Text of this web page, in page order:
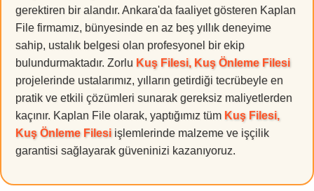
gerektiren bir alandır. Ankara'da faaliyet gösteren Kaplan
File firmamız, bünyesinde en az beş yıllık deneyime
sahip, ustalık belgesi olan profesyonel bir ekip
bulundurmaktadır. Zorlu Kuş Filesi, Kuş Önleme Filesi
projelerinde ustalarımız, yılların getirdiği tecrübeyle en
pratik ve etkili çözümleri sunarak gereksiz maliyetlerden
kaçınır. Kaplan File olarak, yaptığımız tüm Kuş Filesi,
Kuş Önleme Filesi işlemlerinde malzeme ve işçilik
garantisi sağlayarak güveninizi kazanıyoruz.